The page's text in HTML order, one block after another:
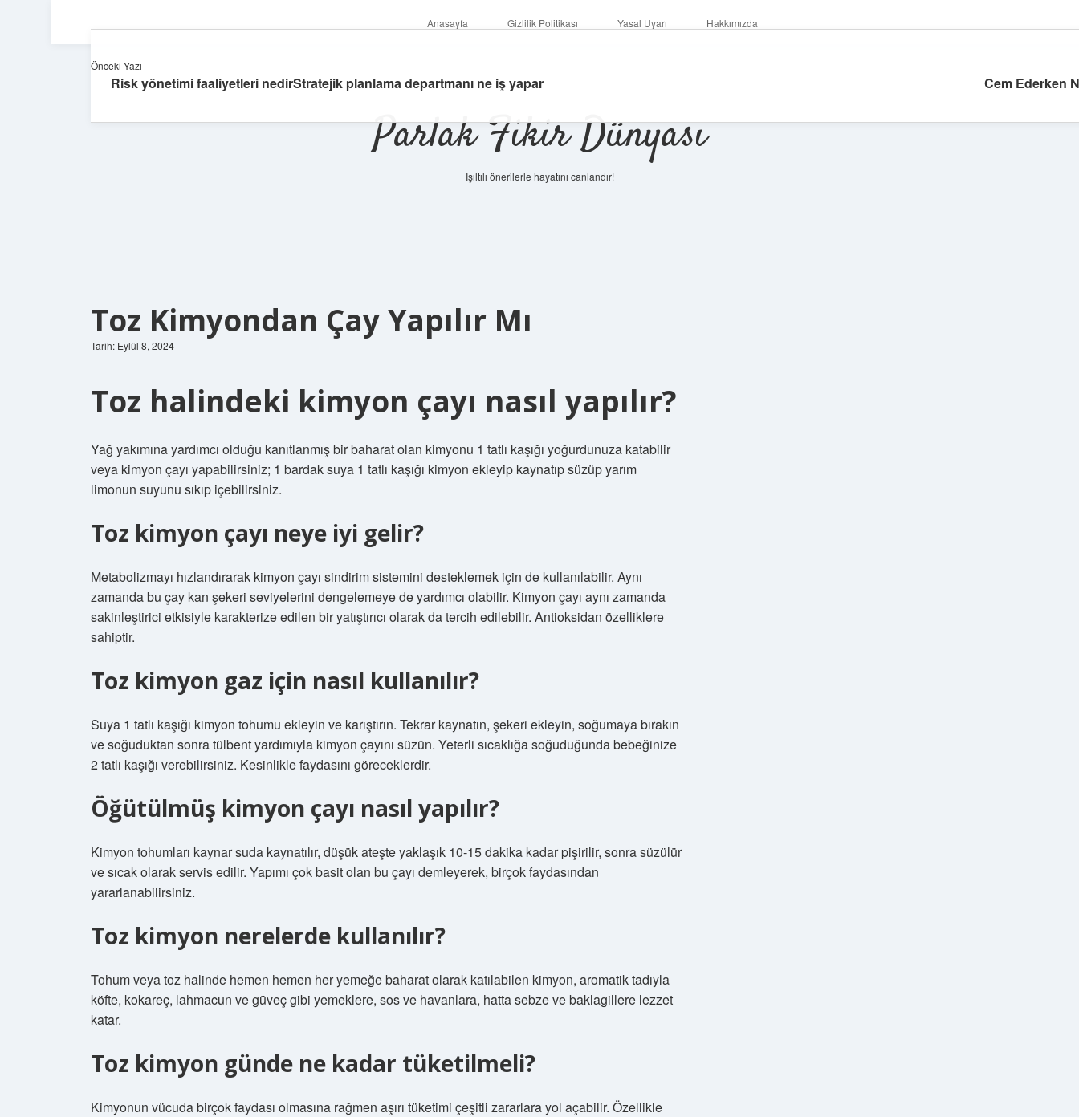
Anasayfa Gizlilik Politikası Yasal Uyarı Hakkımızda
Parlak Fikir Dünyası
Işıltılı önerilerle hayatını canlandır!
Toz Kimyondan Çay Yapılır Mı
Tarih: Eylül 8, 2024
Toz halindeki kimyon çayı nasıl yapılır?
Yağ yakımına yardımcı olduğu kanıtlanmış bir baharat olan kimyonu 1 tatlı kaşığı yoğurdunuza katabilir
veya kimyon çayı yapabilirsiniz; 1 bardak suya 1 tatlı kaşığı kimyon ekleyip kaynatıp süzüp yarım
limonun suyunu sıkıp içebilirsiniz.
Toz kimyon çayı neye iyi gelir?
Metabolizmayı hızlandırarak kimyon çayı sindirim sistemini desteklemek için de kullanılabilir. Aynı
zamanda bu çay kan şekeri seviyelerini dengelemeye de yardımcı olabilir. Kimyon çayı aynı zamanda
sakinleştirici etkisiyle karakterize edilen bir yatıştırıcı olarak da tercih edilebilir. Antioksidan özelliklere
sahiptir.
Toz kimyon gaz için nasıl kullanılır?
Suya 1 tatlı kaşığı kimyon tohumu ekleyin ve karıştırın. Tekrar kaynatın, şekeri ekleyin, soğumaya bırakın
ve soğuduktan sonra tülbent yardımıyla kimyon çayını süzün. Yeterli sıcaklığa soğuduğunda bebeğinize
2 tatlı kaşığı verebilirsiniz. Kesinlikle faydasını göreceklerdir.
Öğütülmüş kimyon çayı nasıl yapılır?
Kimyon tohumları kaynar suda kaynatılır, düşük ateşte yaklaşık 10-15 dakika kadar pişirilir, sonra süzülür
ve sıcak olarak servis edilir. Yapımı çok basit olan bu çayı demleyerek, birçok faydasından
yararlanabilirsiniz.
Toz kimyon nerelerde kullanılır?
Tohum veya toz halinde hemen hemen her yemeğe baharat olarak katılabilen kimyon, aromatik tadıyla
köfte, kokareç, lahmacun ve güveç gibi yemeklere, sos ve havanlara, hatta sebze ve baklagillere lezzet
katar.
Toz kimyon günde ne kadar tüketilmeli?
Kimyonun vücuda birçok faydası olmasına rağmen aşırı tüketimi çeşitli zararlara yol açabilir. Özellikle
Önceki Yazı
Risk yönetimi faaliyetleri nedirStratejik planlama departmanı ne iş yapar Cem Ederken